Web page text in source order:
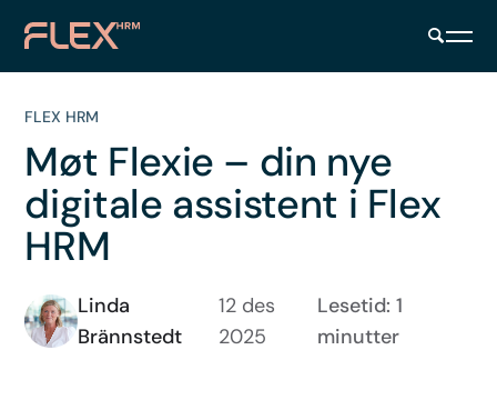
FLEX HRM
Møt Flexie – din nye
digitale assistent i Flex
HRM
Linda
Brännstedt
12 des
2025
Lesetid: 1
minutter